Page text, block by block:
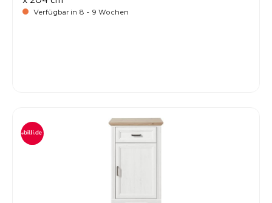
Verfügbar in 8 - 9 Wochen